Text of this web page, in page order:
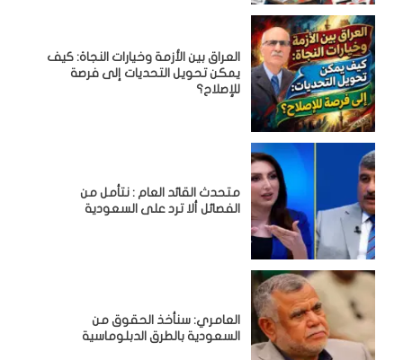
العراق بين الأزمة وخيارات النجاة: كيف
يمكن تحويل التحديات إلى فرصة
للإصلاح؟
متحدث القائد العام : نتأمل من
الفصائل ألا ترد على السعودية
العامري: سنأخذ الحقوق من
السعودية بالطرق الدبلوماسية